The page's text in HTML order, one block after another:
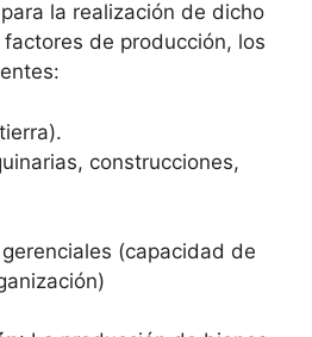
la realización de dicho
de producción, los
construcciones,
(capacidad de